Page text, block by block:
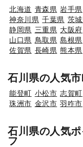
北海道 青森県 岩手県
神奈川県 千葉県 茨
静岡県 三重県 大阪府
山口県 鳥取県 島根県
佐賀県 長崎県 熊本県
石川県の人気
能登町 小松市 志賀町
珠洲市 金沢市 羽咋市
石川県の人気
フ